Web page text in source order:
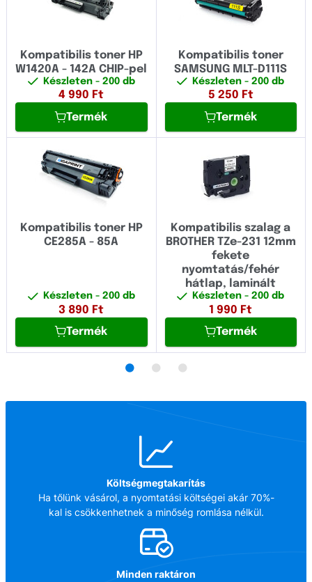
Kompatibilis toner HP
W1420A - 142A CHIP-pel
Készleten - 200 db
4 990 Ft
Termék
Kompatibilis toner
SAMSUNG MLT-D111S
Készleten- 200 db
5 250 Ft
Termék
Kompatibilis toner HP
CE285A - 85A
Készleten - 200 db
3 890 Ft
Termék
Kompatibilis szalag a
BROTHER TZe-231 12mm
fekete
nyomtatás/fehér
hátlap, laminált
Készleten- 200 db
1 990 Ft
Termék
• • •
Költségmegtakarítás
Ha tőlünk vásárol, a nyomtatási költségei akár 70%-
kal is csökkenhetnek a minőség romlása nélkül.
Minden raktáron